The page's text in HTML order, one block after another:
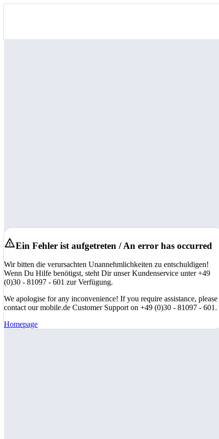
Ein Fehler ist aufgetreten / An error has occurred
Wir bitten die verursachten Unannehmlichkeiten zu entschuldigen!
Wenn Du Hilfe benötigst, steht Dir unser Kundenservice unter +49
(0)30 - 81097 - 601 zur Verfügung.
We apologise for any inconvenience! If you require assistance, please
contact our mobile.de Customer Support on +49 (0)30 - 81097 - 601.
Homepage